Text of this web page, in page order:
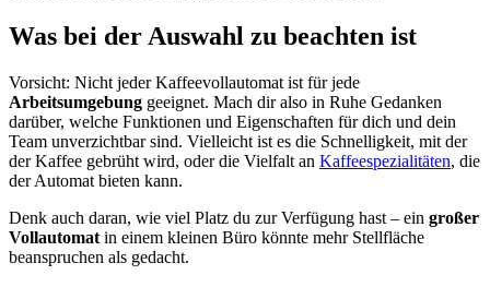
Was bei der Auswahl zu beachten ist
Vorsicht: Nicht jeder Kaffeevollautomat ist für jede
Arbeitsumgebung geeignet. Mach dir also in Ruhe Gedanken
darüber, welche Funktionen und Eigenschaften für dich und dein
Team unverzichtbar sind. Vielleicht ist es die Schnelligkeit, mit der
der Kaffee gebrüht wird, oder die Vielfalt an Kaffeespezialitäten, die
der Automat bieten kann.
Denk auch daran, wie viel Platz du zur Verfügung hast – ein großer
Vollautomat in einem kleinen Büro könnte mehr Stellfläche
beanspruchen als gedacht.